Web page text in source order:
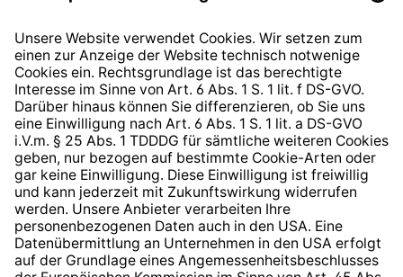
Widerrufsrecht
Hinweisgeberschutzsystem
Barrierefreiheit